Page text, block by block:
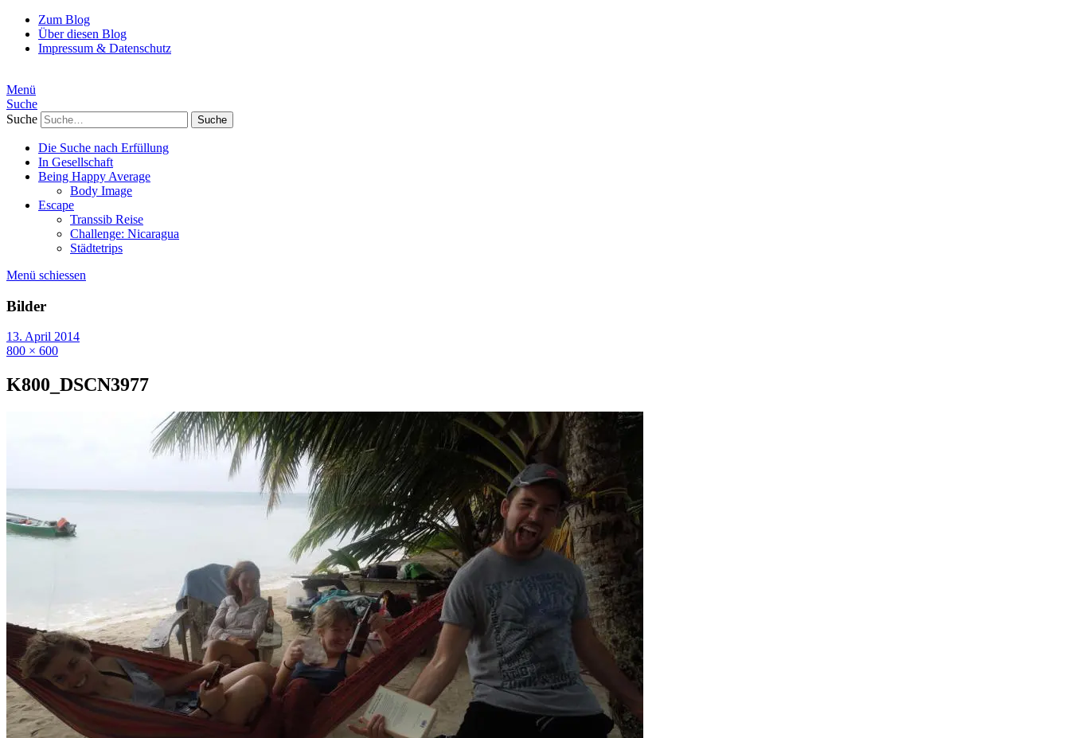
Zum Blog
Über diesen Blog
Impressum & Datenschutz
Menü
Suche
Suche
Die Suche nach Erfüllung
In Gesellschaft
Being Happy Average
Body Image
Escape
Transsib Reise
Challenge: Nicaragua
Städtetrips
Menü schiessen
Bilder
13. April 2014
800 × 600
K800_DSCN3977